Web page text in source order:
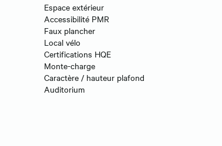
Espace extérieur
Accessibilité PMR
Faux plancher
Local vélo
Certifications HQE
Monte-charge
Caractère / hauteur plafond
Auditorium